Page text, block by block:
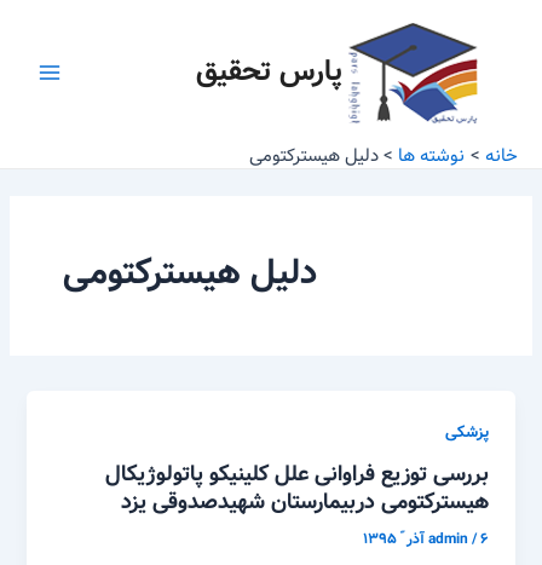
پارس تحقیق
خانه نوشته ها دلیل هیسترکتومی
دلیل هیسترکتومی
پزشکی
بررسی توزیع فراوانی علل کلینیکو پاتولوژیکال
هیسترکتومی دربیمارستان شهیدصدوقی یزد
admin/۶ آذر ّ ۱۳۹۵